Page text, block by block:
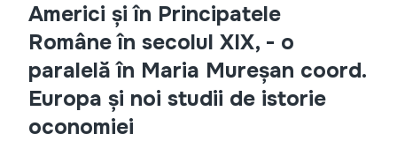
Americi și în Principatele
Române în secolul XIX, - o
paralelă în Maria Mureșan coord.
Europa și noi studii de istorie
oconomiei